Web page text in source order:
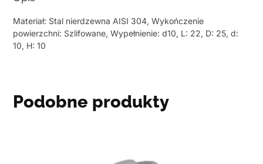
Materiał: Stal nierdzewna AISI 304, Wykończenie
powierzchni: Szlifowane, Wypełnienie: d10, L: 22, D: 25, d:
10, H: 10
Podobne produkty